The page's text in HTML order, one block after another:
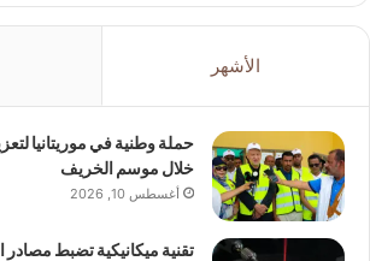
الأشهر
حملة وطنية في موريتانيا
خلال موسم الخريف
أغسطس 10, 2026
تقنية ميكانيكية تضبط